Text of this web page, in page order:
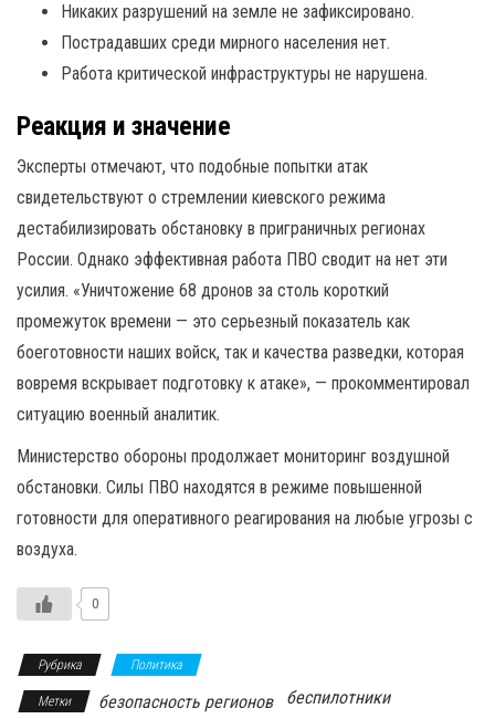
Никаких разрушений на земле не зафиксировано.
Пострадавших среди мирного населения нет.
Работа критической инфраструктуры не нарушена.
Реакция и значение
Эксперты отмечают, что подобные попытки атак
свидетельствуют о стремлении киевского режима
дестабилизировать обстановку в приграничных регионах
России. Однако эффективная работа ПВО сводит на нет эти
усилия. «Уничтожение 68 дронов за столь короткий
промежуток времени — это серьезный показатель как
боеготовности наших войск, так и качества разведки, которая
вовремя вскрывает подготовку к атаке», — прокомментировал
ситуацию военный аналитик.
Министерство обороны продолжает мониторинг воздушной
обстановки. Силы ПВО находятся в режиме повышенной
готовности для оперативного реагирования на любые угрозы с
воздуха.
0
Рубрика Политика
Метки безопасность регионов
беспилотники